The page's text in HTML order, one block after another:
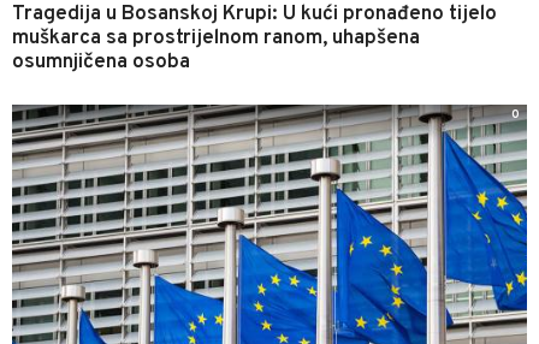
Tragedija u Bosanskoj Krupi: U kući pronađeno tijelo
muškarca sa prostrijelnom ranom, uhapšena
osumnjičena osoba
0